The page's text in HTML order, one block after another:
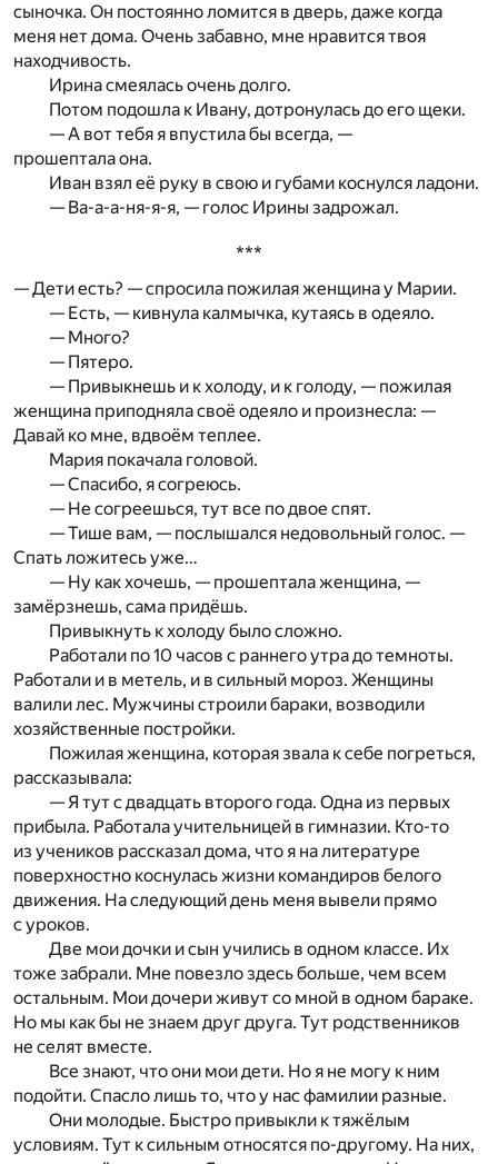
сыночка. Он постоянно ломится в дверь, даже когда
меня нет дома. Очень забавно, мне нравится твоя
находчивость.
Ирина смеялась очень долго.
Потом подошла к Ивану, дотронулась до его щеки.
— А вот тебя я впустила бы всегда, —
прошептала она.
Иван взял её руку в свою и губами коснулся ладони.
— Ва-а-а-ня-я-я, — голос Ирины задрожал.
***
— Дети есть? — спросила пожилая женщина у Марии.
— Есть, — кивнула калмычка, кутаясь в одеяло.
— Много?
— Пятеро.
— Привыкнешь и к холоду, и к голоду, — пожилая
женщина приподняла своё одеяло и произнесла: —
Давай ко мне, вдвоём теплее.
Мария покачала головой.
— Спасибо, я согреюсь.
— Не согреешься, тут все по двое спят.
— Тише вам, — послышался недовольный голос. —
Спать ложитесь уже…
— Ну как хочешь, — прошептала женщина, —
замёрзнешь, сама придёшь.
Привыкнуть к холоду было сложно.
Работали по 10 часов с раннего утра до темноты.
Работали и в метель, и в сильный мороз. Женщины
валили лес. Мужчины строили бараки, возводили
хозяйственные постройки.
Пожилая женщина, которая звала к себе погреться,
рассказывала:
— Я тут с двадцать второго года. Одна из первых
прибыла. Работала учительницей в гимназии. Кто-то
из учеников рассказал дома, что я на литературе
поверхностно коснулась жизни командиров белого
движения. На следующий день меня вывели прямо
с уроков.
Две мои дочки и сын учились в одном классе. Их
тоже забрали. Мне повезло здесь больше, чем всем
остальным. Мои дочери живут со мной в одном бараке.
Но мы как бы не знаем друг друга. Тут родственников
не селят вместе.
Все знают, что они мои дети. Но я не могу к ним
подойти. Спасло лишь то, что у нас фамилии разные.
Они молодые. Быстро привыкли к тяжёлым
условиям. Тут к сильным относятся по-другому. На них,